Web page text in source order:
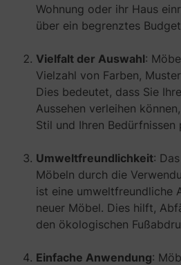
Wohnung oder ihr Haus
über ein begrenztes
Vielfalt der Auswahl:
Vielzahl von Farben,
Dies bedeutet, dass Sie
Aussehen verleihen
Stil und Ihren Bedürfnissen
Umweltfreundlichkeit:
Möbeln durch die
ist eine umweltfreundliche
neuer Möbel. Dies hilft,
den ökologischen
Einfache Anwendung: